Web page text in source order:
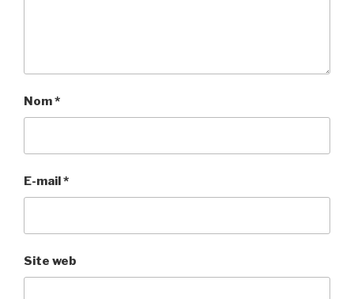
Nom*
E-mail *
Site web